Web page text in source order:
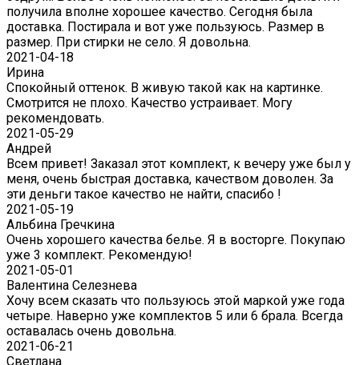
получила вполне хорошее качество. Сегодня была
доставка. Постирала и вот уже пользуюсь. Размер в
размер. При стирки не село. Я довольна.
2021-04-18
Ирина
Спокойный оттенок. В живую такой как на картинке.
Смотрится не плохо. Качество устраивает. Могу
рекомендовать.
2021-05-29
Андрей
Всем привет! Заказал этот комплект, к вечеру уже был у
меня, очень быстрая доставка, качеством доволен. За
эти деньги такое качество не найти, спасибо !
2021-05-19
Альбина Гречкина
Очень хорошего качества белье. Я в восторге. Покупаю
уже 3 комплект. Рекомендую!
2021-05-01
Валентина Селезнева
Хочу всем сказать что пользуюсь этой маркой уже года
четыре. Наверно уже комплектов 5 или 6 брала. Всегда
оставалась очень довольна.
2021-06-21
Светлана